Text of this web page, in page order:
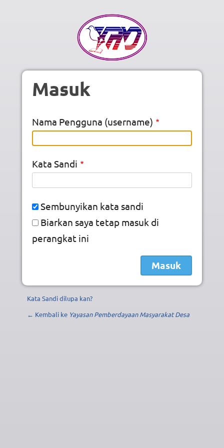
Masuk
Nama Pengguna (username)
Kata Sandi
Sembunyikan kata sandi
Biarkan saya tetap masuk di
perangkat ini
Kata Sandi dilupa kan?
← Kembali ke Yayasan Pemberdayaan Masyarakat Desa